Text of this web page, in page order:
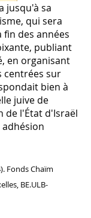
jusqu'à sa
qui sera
des années
publiant
en organisant
centrées sur
bien à
juive de
de l'État d'Israël
Fonds Chaïm
BE.ULB-